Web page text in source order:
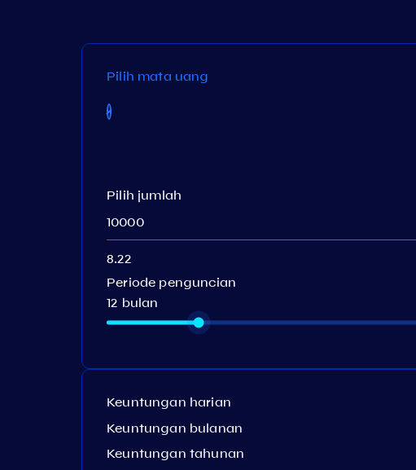
Pilih mata uang
Pilih jumlah
Periode penguncian
12 bulan
Keuntungan harian
Keuntungan bulanan
Keuntungan tahunan